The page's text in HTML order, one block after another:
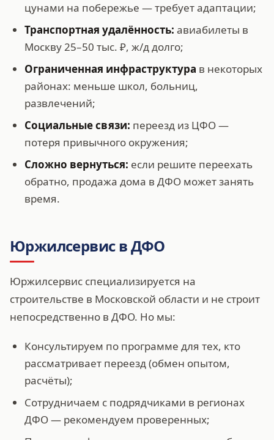
цунами на побережье — требует адаптации;
Транспортная удалённость: авиабилеты в
Москву 25–50 тыс. ₽, ж/д долго;
Ограниченная инфраструктура в некоторых
районах: меньше школ, больниц,
развлечений;
Социальные связи: переезд из ЦФО —
потеря привычного окружения;
Сложно вернуться: если решите переехать
обратно, продажа дома в ДФО может занять
время.
Юржилсервис в ДФО
Юржилсервис специализируется на
строительстве в Московской области и не строит
непосредственно в ДФО. Но мы:
Консультируем по программе для тех, кто
рассматривает переезд (обмен опытом,
расчёты);
Сотрудничаем с подрядчиками в регионах
ДФО — рекомендуем проверенных;